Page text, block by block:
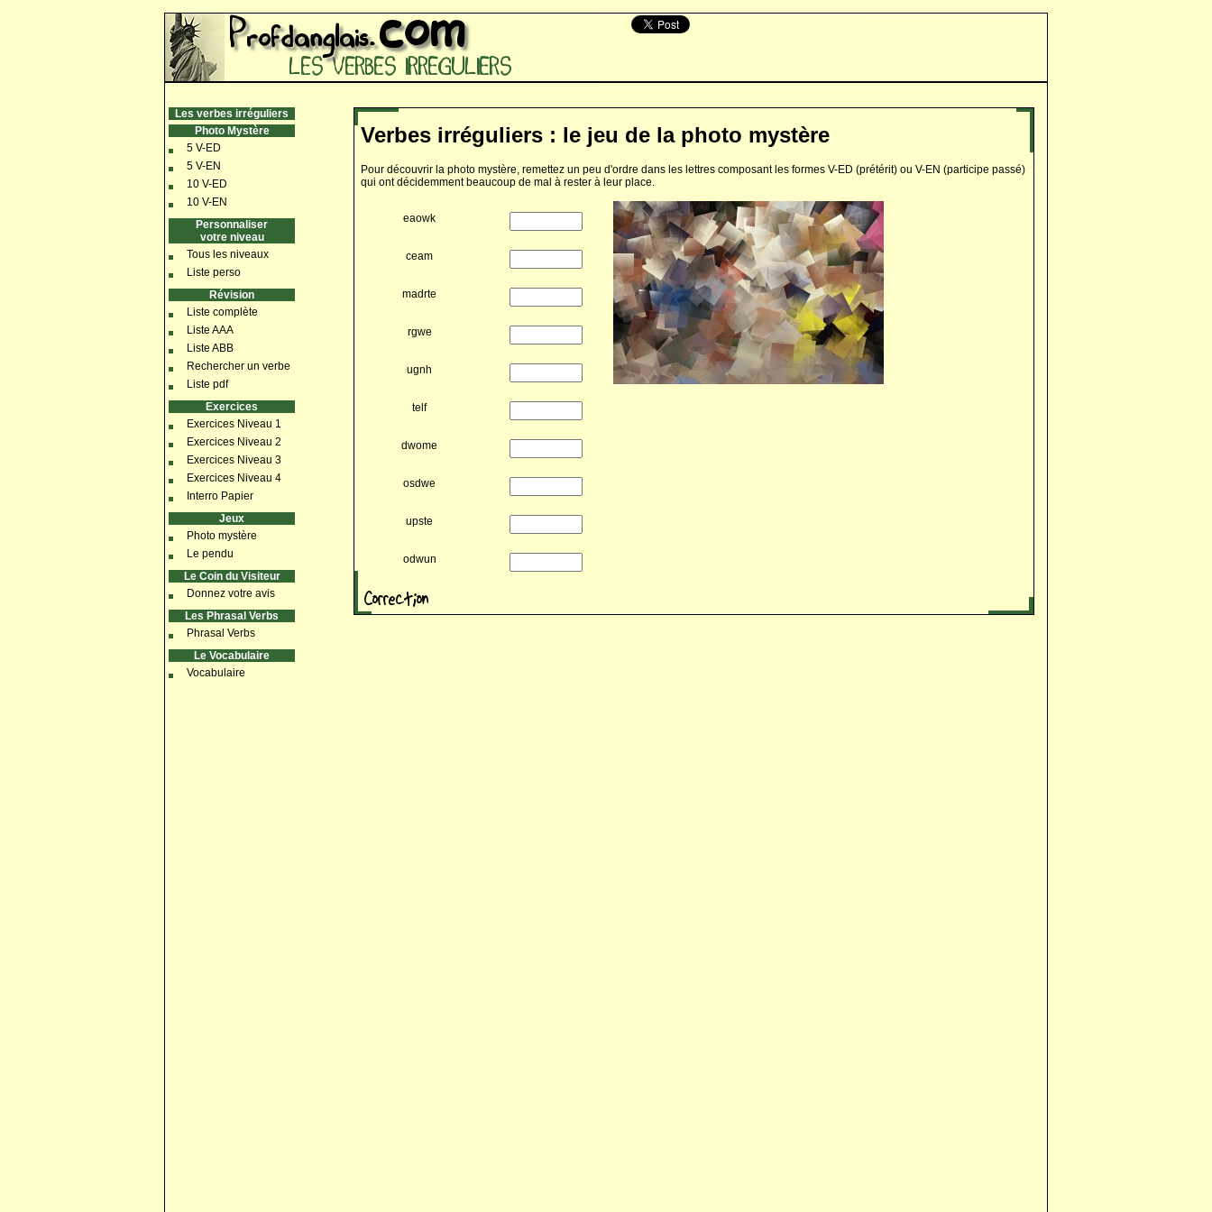
Les verbes irréguliers
Photo Mystère
5 V-ED
5 V-EN
10 V-ED
10 V-EN
Personnaliser
votre niveau
Tous les niveaux
Liste perso
Révision
Liste complète
Liste AAA
Liste ABB
Rechercher un verbe
Liste pdf
Exercices
Exercices Niveau 1
Exercices Niveau 2
Exercices Niveau 3
Exercices Niveau 4
Interro Papier
Jeux
Photo mystère
Le pendu
Le Coin du Visiteur
Donnez votre avis
Les Phrasal Verbs
Phrasal Verbs
Le Vocabulaire
Vocabulaire
Verbes irréguliers : le jeu de la photo mystère
Pour découvrir la photo mystère, remettez un peu d'ordre dans les lettres composant les formes V-ED (prétérit) ou V-EN (participe passé)
qui ont décidemment beaucoup de mal à rester à leur place.
eaowk
ceam
madrte
rgwe
ugnh
telf
dwome
osdwe
upste
odwun